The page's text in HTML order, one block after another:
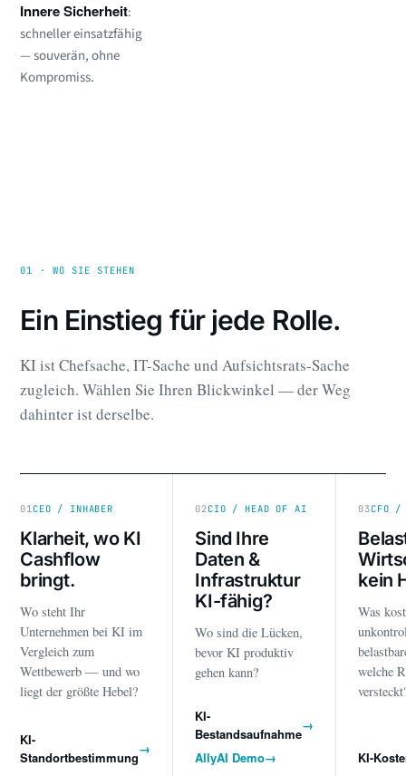
Innere Sicherheit:
schneller einsatzfähig
— souverän, ohne
Kompromiss.
01 · WO SIE STEHEN
Ein Einstieg für jede Rolle.
KI ist Chefsache, IT-Sache und Aufsichtsrats-Sache
zugleich. Wählen Sie Ihren Blickwinkel — der Weg
dahinter ist derselbe.
01CEO / INHABER
Klarheit, wo KI
Cashflow
bringt.
Wo steht Ihr
Unternehmen bei KI im
Vergleich zum
Wettbewerb — und wo
liegt der größte Hebel?
KI-
Standortbestimmung
→
02CIO / HEAD OF AI
Sind Ihre
Daten &
Infrastruktur
KI-fähig?
Wo sind die Lücken,
bevor KI produktiv
gehen kann?
KI-
Bestandsaufnahme
→
AllyAI Demo→
03CFO /
kein
Was
welche
KI-